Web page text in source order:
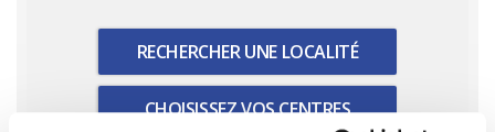
RECHERCHER UNE LOCALITÉ
CHOISISSEZ VOS CENTRES